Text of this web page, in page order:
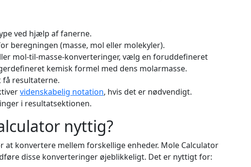
ved hjælp af fanerne.
beregningen (masse, mol eller molekyler).
mol-til-masse-konverteringer, vælg en foruddefineret
kemisk formel med dens molarmasse.
få resultaterne.
videnskabelig notation, hvis det er nødvendigt.
i resultatsektionen.
nyttig?
konvertere mellem forskellige enheder. Mole Calculator
disse konverteringer øjeblikkeligt. Det er nyttigt for: